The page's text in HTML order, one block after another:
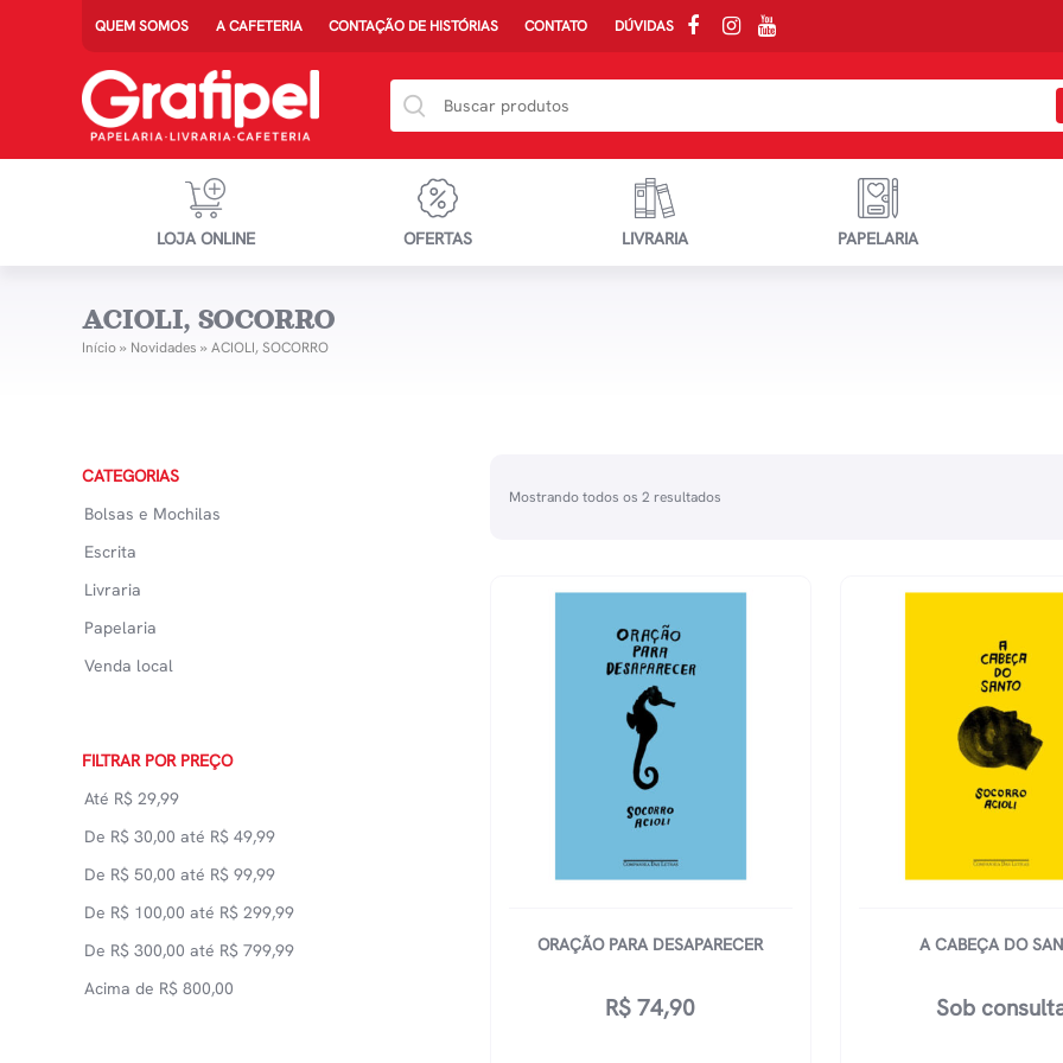
QUEM SOMOS A CAFETERIA CONTAÇÃO DE HISTÓRIAS CONTATO DÚVIDAS
LOJA ONLINE OFERTAS LIVRARIA PAPELARIA
ACIOLI, SOCORRO
Início» Novidades » ACIOLI, SOCORRO
CATEGORIAS
Bolsas e Mochilas
Escrita
Livraria
Papelaria
Venda local
FILTRAR POR PREÇO
Até R$ 29,99
De R$ 30,00 até R$ 49,99
De R$ 50,00 até R$ 99,99
De R$ 100,00 até R$ 299,99
De R$ 300,00 até R$ 799,99
Acima de R$ 800,00
Mostrando todos os 2 resultados
ORAÇÃO PARA DESAPARECER
R$ 74,90
A CABEÇA DO
Sob